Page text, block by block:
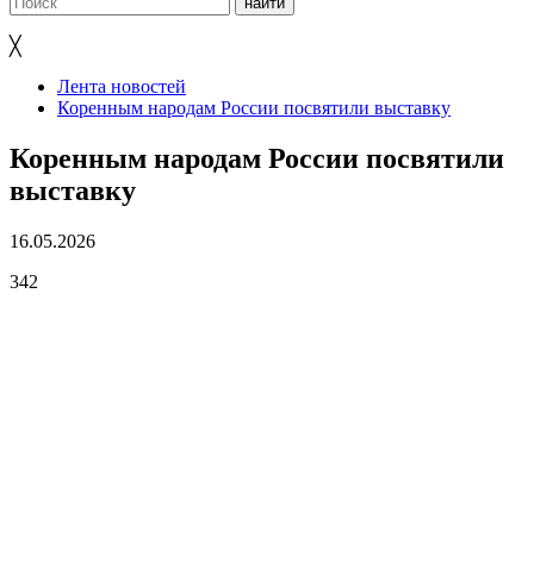
╳
Лента новостей
Коренным народам России посвятили выставку
Коренным народам России посвятили
выставку
16.05.2026
342